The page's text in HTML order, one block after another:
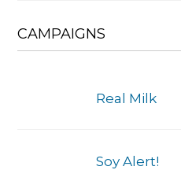
CAMPAIGNS
Real Milk
Soy Alert!